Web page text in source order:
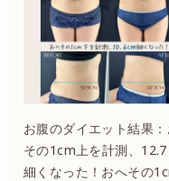
お腹のダイエット結果
その1cm上を計測、12.7
細くなった！おへその